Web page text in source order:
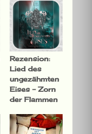
Rezension:
Lied des
ungezähmten
Eises – Zorn
der Flammen